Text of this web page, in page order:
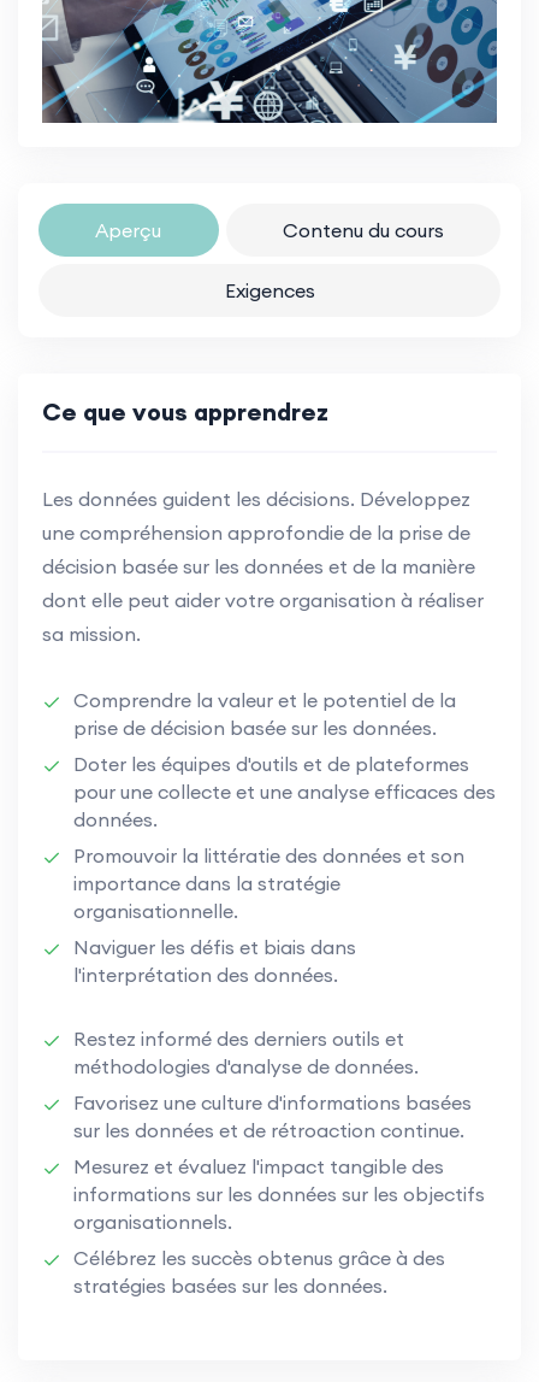
Aperçu Contenu du cours
Exigences
Ce que vous apprendrez
Les données guident les décisions. Développez
une compréhension approfondie de la prise de
décision basée sur les données et de la manière
dont elle peut aider votre organisation à réaliser
sa mission.
Comprendre la valeur et le potentiel de la
prise de décision basée sur les données.
Doter les équipes d'outils et de plateformes
pour une collecte et une analyse efficaces des
données.
Promouvoir la littératie des données et son
importance dans la stratégie
organisationnelle.
Naviguer les défis et biais dans
l'interprétation des données.
Restez informé des derniers outils et
méthodologies d'analyse de données.
Favorisez une culture d'informations basées
sur les données et de rétroaction continue.
Mesurez et évaluez l'impact tangible des
informations sur les données sur les objectifs
organisationnels.
Célébrez les succès obtenus grâce à des
stratégies basées sur les données.